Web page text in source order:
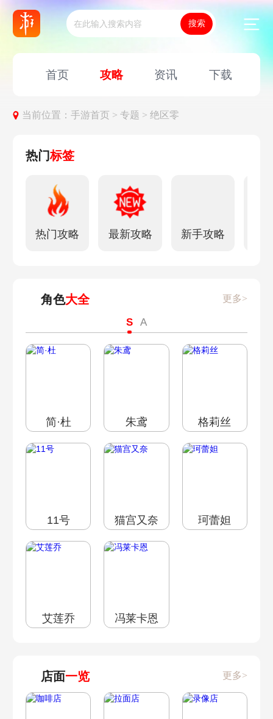
首页 攻略 资讯 下载
当前位置：手游首页 >专题 >绝区零
热门标签
热门攻略 最新攻略 新手攻略
角色大全 更多>
S A
简·杜 朱鸢 格莉丝
11号 猫宫又奈 珂蕾妲
艾莲乔 冯莱卡恩
店面一览 更多>